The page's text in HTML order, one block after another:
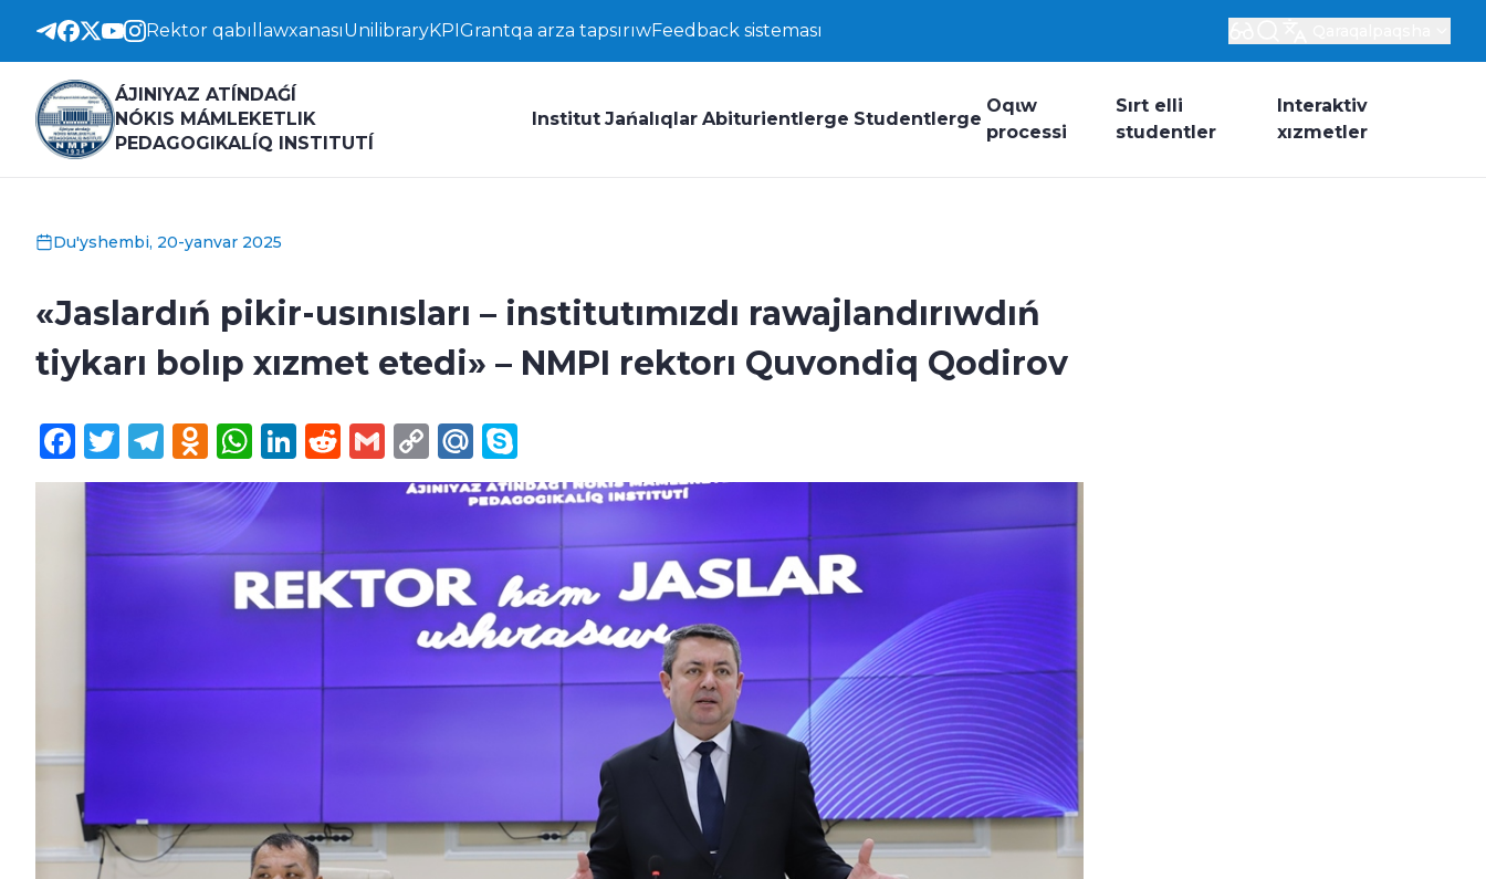
Rektor qabıllawxanasıUnilibraryKPIGrantqa arza tapsırıwFeedback sisteması
ÁJINIYAZ ATÍNDAǴÍ
NÓKIS MÁMLEKETLIK
PEDAGOGIKALÍQ INSTITUTÍ
Institut Jańalıqlar Abiturientlerge Studentlerge
Oqɩw
processi
Sırt elli
studentler
Interaktiv
xızmetler
Du'yshembi, 20-yanvar 2025
«Jaslardıń pikir-usınısları – institutımızdı rawajlandırıwdıń
tiykarı bolıp xızmet etedi» – NMPI rektorı Quvondiq Qodirov
Facebook
Twitter
Telegram
Odnoklassniki
WhatsApp
LinkedIn
Reddit
Gmail
Copy
Link
Mail.Ru